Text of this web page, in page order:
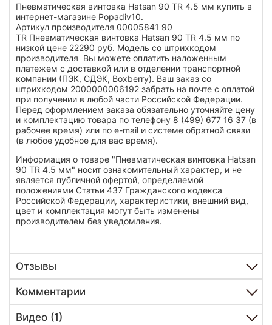
Пневматическая винтовка Hatsan 90 TR 4.5 мм купить в
интернет-магазине Popadiv10.
Артикул производителя 00005841 90
TR Пневматическая винтовка Hatsan 90 TR 4.5 мм по
низкой цене 22290 руб. Модель со штрихкодом
производителя Вы можете оплатить наложенным
платежем с доставкой или в отделении транспортной
компании (ПЭК, СДЭК, Boxberry). Ваш заказ со
штрихкодом 2000000006192 забрать на почте с оплатой
при получении в любой части Российской Федерации.
Перед оформлением заказа обязательно уточняйте цену
и комплектацию товара по телефону 8 (499) 677 16 37 (в
рабочее время) или по e-mail и системе обратной связи
(в любое удобное для вас время).
Информация о товаре "Пневматическая винтовка Hatsan
90 TR 4.5 мм" носит ознакомительный характер, и не
является публичной офертой, определяемой
положениями Статьи 437 Гражданского кодекса
Российской Федерации, характеристики, внешний вид,
цвет и комплектация могут быть изменены
производителем без уведомления.
Отзывы
Комментарии
Видео (1)